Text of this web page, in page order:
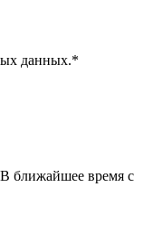
данных.*
ближайшее время с